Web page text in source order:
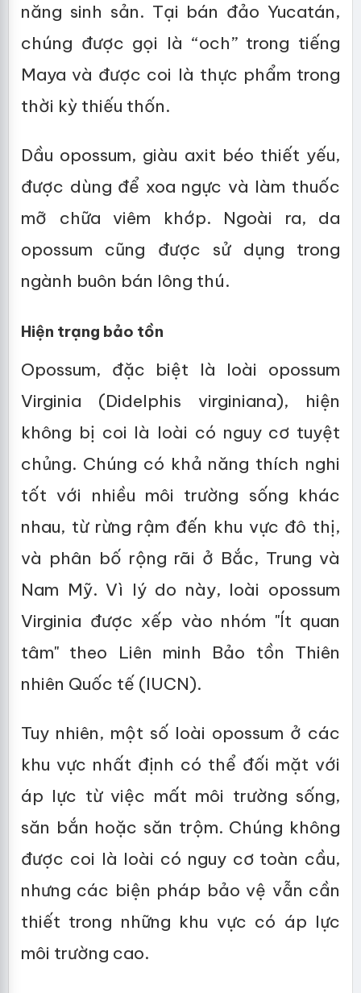
năng sinh sản. Tại bán đảo Yucatán,
chúng được gọi là “och” trong tiếng
Maya và được coi là thực phẩm trong
thời kỳ thiếu thốn.
Dầu opossum, giàu axit béo thiết yếu,
được dùng để xoa ngực và làm thuốc
mỡ chữa viêm khớp. Ngoài ra, da
opossum cũng được sử dụng trong
ngành buôn bán lông thú.
Hiện trạng bảo tồn
Opossum, đặc biệt là loài opossum
Virginia (Didelphis virginiana), hiện
không bị coi là loài có nguy cơ tuyệt
chủng. Chúng có khả năng thích nghi
tốt với nhiều môi trường sống khác
nhau, từ rừng rậm đến khu vực đô thị,
và phân bố rộng rãi ở Bắc, Trung và
Nam Mỹ. Vì lý do này, loài opossum
Virginia được xếp vào nhóm "Ít quan
tâm" theo Liên minh Bảo tồn Thiên
nhiên Quốc tế (IUCN).
Tuy nhiên, một số loài opossum ở các
khu vực nhất định có thể đối mặt với
áp lực từ việc mất môi trường sống,
săn bắn hoặc săn trộm. Chúng không
được coi là loài có nguy cơ toàn cầu,
nhưng các biện pháp bảo vệ vẫn cần
thiết trong những khu vực có áp lực
môi trường cao.